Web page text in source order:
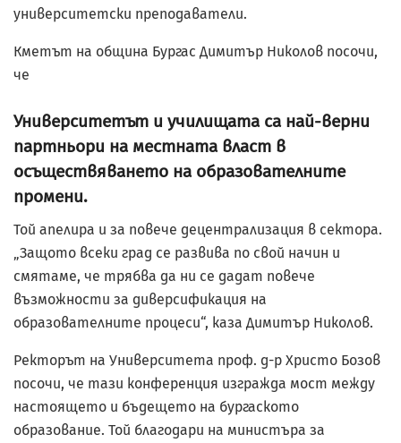
университетски преподаватели.
Кметът на община Бургас Димитър Николов посочи,
че
Университетът и училищата са най-верни
партньори на местната власт в
осъществяването на образователните
промени.
Той апелира и за повече децентрализация в сектора.
„Защото всеки град се развива по свой начин и
смятаме, че трябва да ни се дадат повече
възможности за диверсификация на
образователните процеси“, каза Димитър Николов.
Ректорът на Университета проф. д-р Христо Бозов
посочи, че тази конференция изгражда мост между
настоящето и бъдещето на бургаското
образование. Той благодари на министъра за